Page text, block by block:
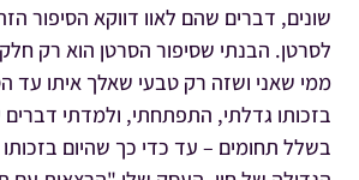
שונים, דברים שהם לאוו דווקא הסיפור
לסרטן. הבנתי שסיפור הסרטן הוא רק
ממי שאני ושזה רק טבעי שאלך איתו עד
בזכותו גדלתי, התפתחתי, ולמדתי
בשלל תחומים – עד כדי כך שהיום